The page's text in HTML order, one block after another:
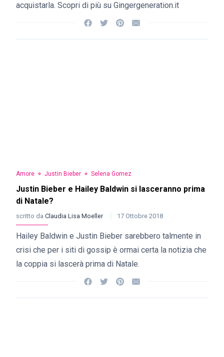
acquistarla. Scopri di più su Gingergeneration.it
Amore Justin Bieber Selena Gomez
Justin Bieber e Hailey Baldwin si lasceranno prima
di Natale?
scritto da Claudia Lisa Moeller 17 Ottobre 2018
Hailey Baldwin e Justin Bieber sarebbero talmente in
crisi che per i siti di gossip è ormai certa la notizia che
la coppia si lascerà prima di Natale.